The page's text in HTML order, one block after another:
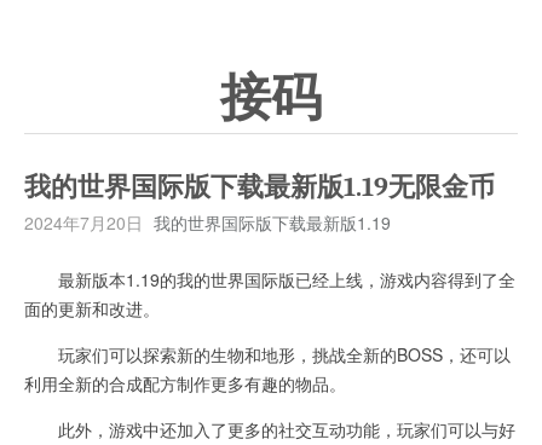
接码
我的世界国际版下载最新版1.19无限金币
2024年7月20日 我的世界国际版下载最新版1.19
最新版本1.19的我的世界国际版已经上线，游戏内容得到了全
面的更新和改进。
玩家们可以探索新的生物和地形，挑战全新的BOSS，还可以
利用全新的合成配方制作更多有趣的物品。
此外，游戏中还加入了更多的社交互动功能，玩家们可以与好